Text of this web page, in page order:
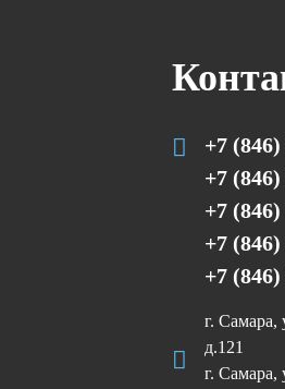
+7 (846)
+7
+7
+7
+7
г. Самара,
д.121
г. Самара,